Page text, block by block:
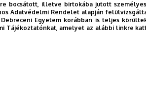
bocsátott, illetve birtokába jutott
Adatvédelmi Rendelet alapján
Egyetem korábban is teljes
Tájékoztatónkat, amelyet az alábbi linkre